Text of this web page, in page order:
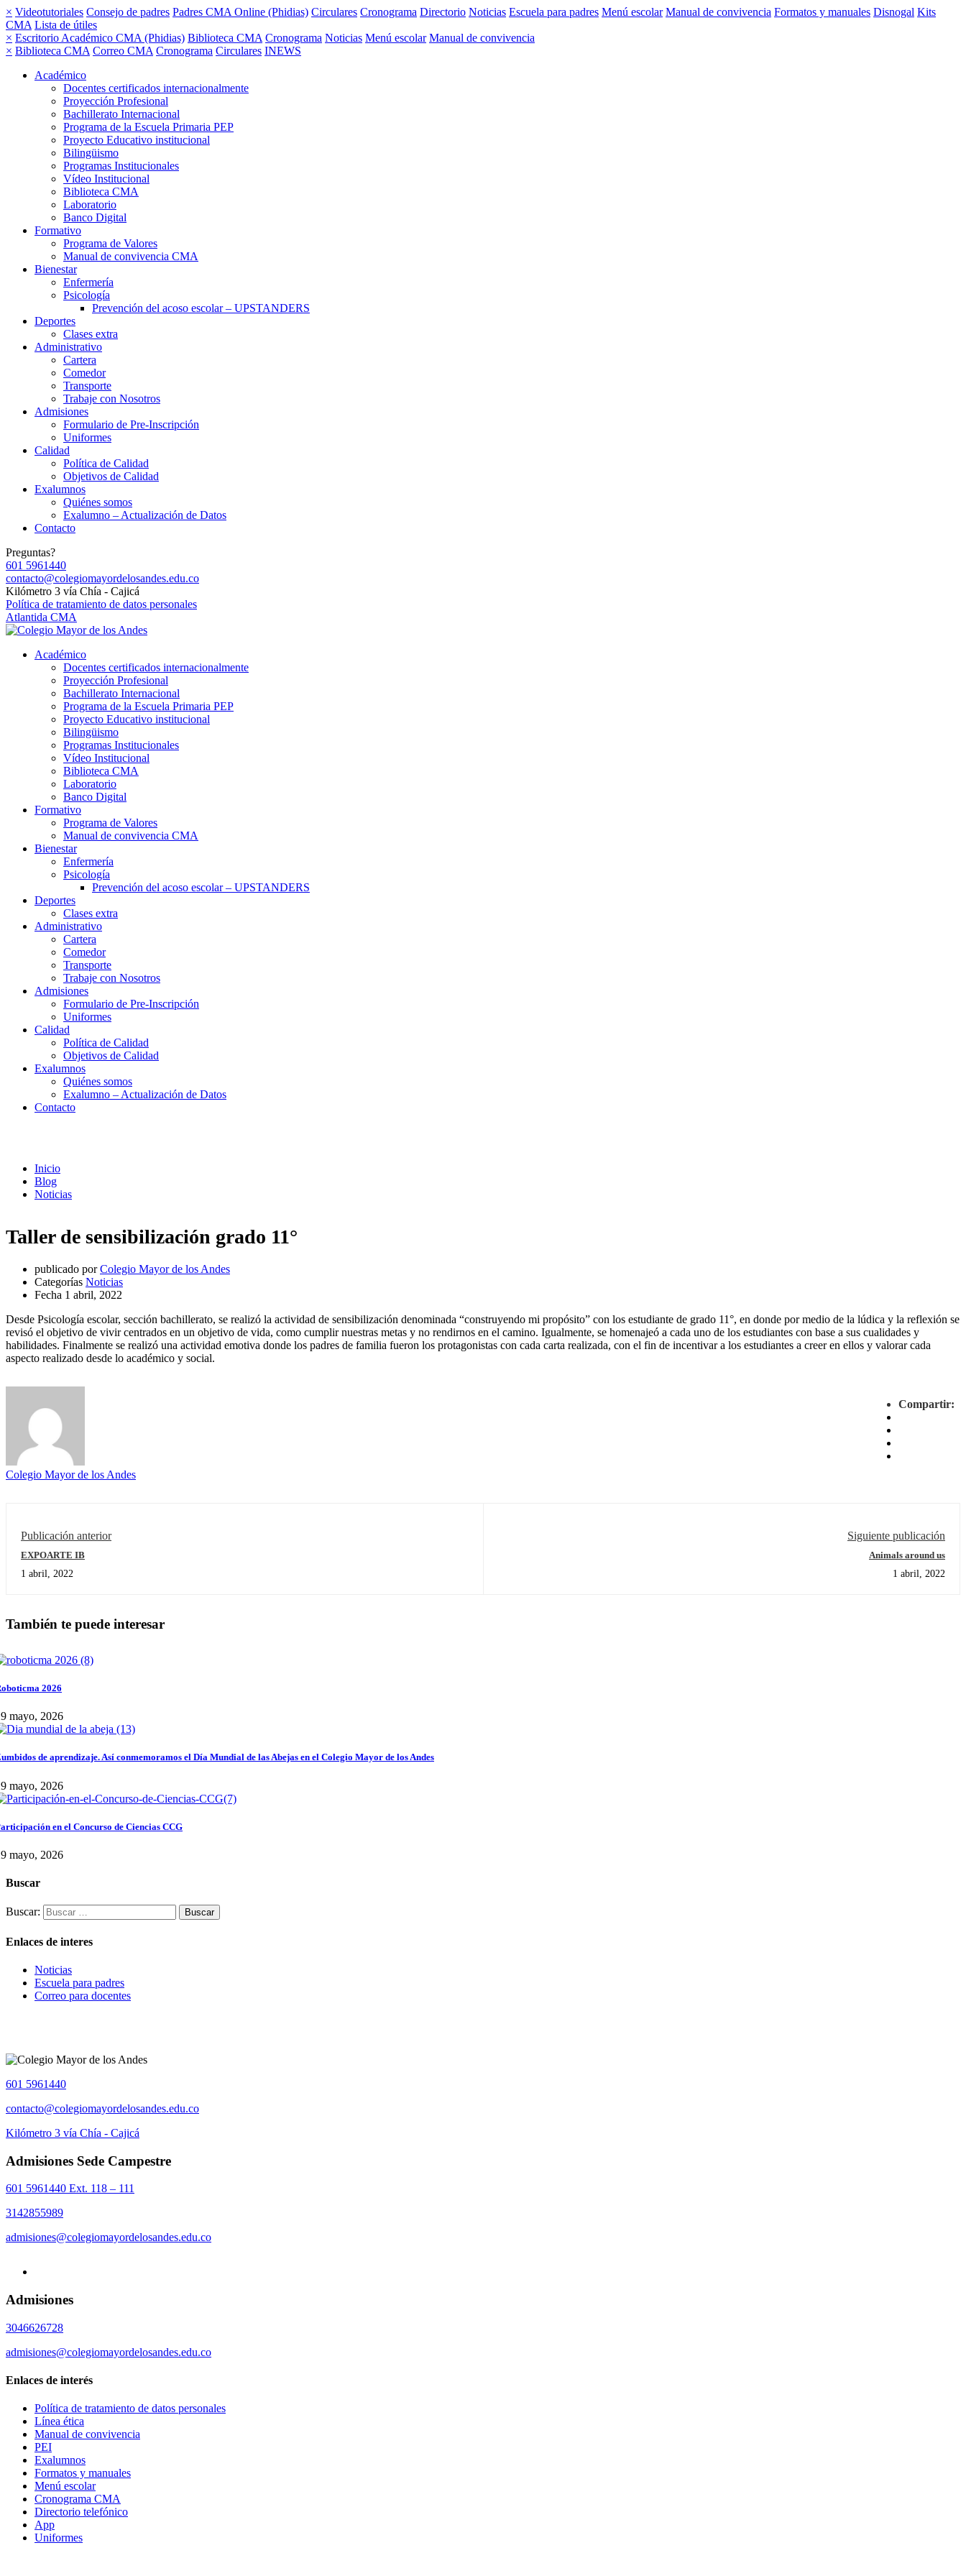
× Videotutoriales Consejo de padres Padres CMA Online (Phidias) Circulares Cronograma Directorio Noticias Escuela para padres Menú escolar Manual de convivencia Formatos y manuales Disnogal Kits
CMA Lista de útiles
× Escritorio Académico CMA (Phidias) Biblioteca CMA Cronograma Noticias Menú escolar Manual de convivencia
× Biblioteca CMA Correo CMA Cronograma Circulares INEWS
Académico
Docentes certificados internacionalmente
Proyección Profesional
Bachillerato Internacional
Programa de la Escuela Primaria PEP
Proyecto Educativo institucional
Bilingüismo
Programas Institucionales
Vídeo Institucional
Biblioteca CMA
Laboratorio
Banco Digital
Formativo
Programa de Valores
Manual de convivencia CMA
Bienestar
Enfermería
Psicología
Prevención del acoso escolar – UPSTANDERS
Deportes
Clases extra
Administrativo
Cartera
Comedor
Transporte
Trabaje con Nosotros
Admisiones
Formulario de Pre-Inscripción
Uniformes
Calidad
Política de Calidad
Objetivos de Calidad
Exalumnos
Quiénes somos
Exalumno – Actualización de Datos
Contacto
Preguntas?
601 5961440
contacto@colegiomayordelosandes.edu.co
Kilómetro 3 vía Chía - Cajicá
Política de tratamiento de datos personales
Atlantida CMA
Académico
Docentes certificados internacionalmente
Proyección Profesional
Bachillerato Internacional
Programa de la Escuela Primaria PEP
Proyecto Educativo institucional
Bilingüismo
Programas Institucionales
Vídeo Institucional
Biblioteca CMA
Laboratorio
Banco Digital
Formativo
Programa de Valores
Manual de convivencia CMA
Bienestar
Enfermería
Psicología
Prevención del acoso escolar – UPSTANDERS
Deportes
Clases extra
Administrativo
Cartera
Comedor
Transporte
Trabaje con Nosotros
Admisiones
Formulario de Pre-Inscripción
Uniformes
Calidad
Política de Calidad
Objetivos de Calidad
Exalumnos
Quiénes somos
Exalumno – Actualización de Datos
Contacto
Inicio
Blog
Noticias
Taller de sensibilización grado 11°
publicado por Colegio Mayor de los Andes
Categorías Noticias
Fecha 1 abril, 2022
Desde Psicología escolar, sección bachillerato, se realizó la actividad de sensibilización denominada “construyendo mi propósito” con los estudiante de grado 11°, en donde por medio de la lúdica y la reflexión se
revisó el objetivo de vivir centrados en un objetivo de vida, como cumplir nuestras metas y no rendirnos en el camino. Igualmente, se homenajeó a cada uno de los estudiantes con base a sus cualidades y
habilidades. Finalmente se realizó una actividad emotiva donde los padres de familia fueron los protagonistas con cada carta realizada, con el fin de incentivar a los estudiantes a creer en ellos y valorar cada
aspecto realizado desde lo académico y social.
Compartir:
Colegio Mayor de los Andes
Publicación anterior
EXPOARTE IB
1 abril, 2022
Siguiente publicación
Animals around us
1 abril, 2022
También te puede interesar
2026
mayo, 2026
de aprendizaje. Así conmemoramos el Día Mundial de las Abejas en el Colegio Mayor de los Andes
mayo, 2026
en el Concurso de Ciencias CCG
mayo, 2026
Buscar
Buscar:
Enlaces de interes
Noticias
Escuela para padres
Correo para docentes
601 5961440
contacto@colegiomayordelosandes.edu.co
Kilómetro 3 vía Chía - Cajicá
Admisiones Sede Campestre
601 5961440 Ext. 118 – 111
3142855989
admisiones@colegiomayordelosandes.edu.co
Admisiones
3046626728
admisiones@colegiomayordelosandes.edu.co
Enlaces de interés
Política de tratamiento de datos personales
Línea ética
Manual de convivencia
PEI
Exalumnos
Formatos y manuales
Menú escolar
Cronograma CMA
Directorio telefónico
App
Uniformes